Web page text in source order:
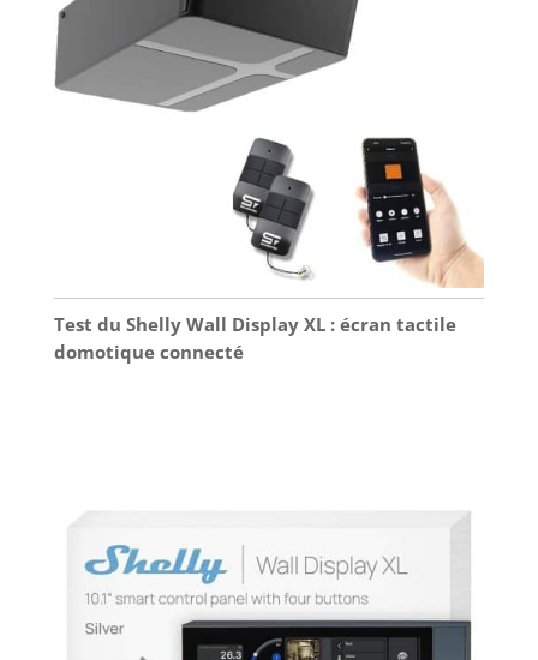
Test du Shelly Wall Display XL : écran tactile
domotique connecté